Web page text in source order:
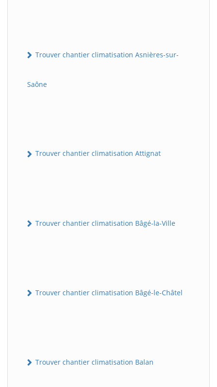
Trouver chantier climatisation Asnières-sur-
Saône
Trouver chantier climatisation Attignat
Trouver chantier climatisation Bâgé-la-Ville
Trouver chantier climatisation Bâgé-le-Châtel
Trouver chantier climatisation Balan